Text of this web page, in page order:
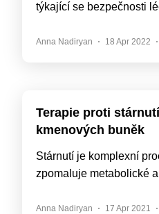
týkající se bezpečnosti
Anna Nadiryan 18 Apr 2022
Terapie proti
kmenových buněk
Stárnutí je komplexní
zpomaluje metabolické
Anna Nadiryan 17 Apr 2021